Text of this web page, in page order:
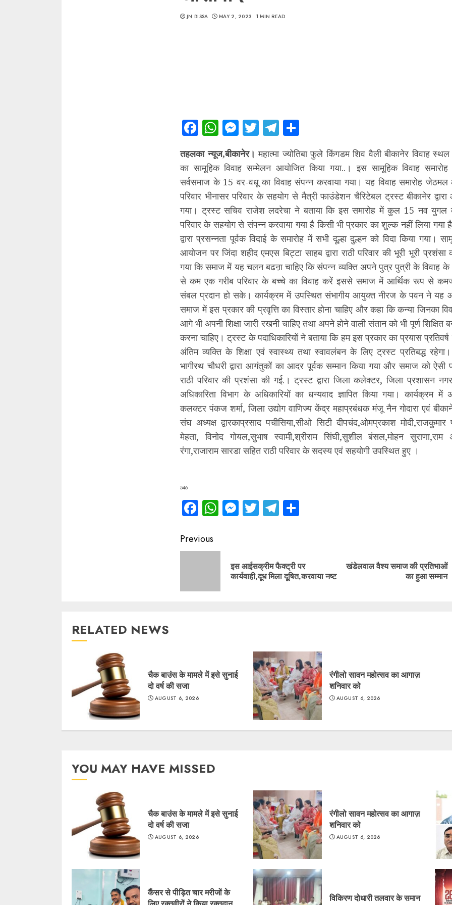
JN BISSA MAY 2, 2023 1 MIN READ
Facebook
WhatsApp
Messenger
TwitterTelegram
तहलका न्यूज,बीकानेर। महात्मा ज्योतिबा फुले किंगडम शिव वैली बीकानेर विवाह
का सामूहिक विवाह सम्मेलन आयोजित किया गया..। इस सामूहिक विवाह
सर्वसमाज के 15 वर-वधू का विवाह संपन्न करवाया गया। यह विवाह समारोह
परिवार भीनासर परिवार के सहयोग से मैत्री फाउंडेशन चैरिटेबल ट्रस्ट बीकानेर
गया। ट्रस्ट सचिव राजेश लदरेचा ने बताया कि इस समारोह में कुल 15 नव युगल
परिवार के सहयोग से संपन्न करवाया गया है किसी भी प्रकार का शुल्क नहीं लिया गया
द्वारा प्रसन्नता पूर्वक विदाई के समारोह में सभी दूल्हा दुल्हन को विदा किया गया।
आयोजन पर जिंदा शहीद एमएस बिट्टा साहब द्वारा राठी परिवार की भूरी भूरी
गया कि समाज में यह चलन बढऩा चाहिए कि संपन्न व्यक्ति अपने पुत्र पुत्री के विवाह
से कम एक गरीब परिवार के बच्चे का विवाह करें इससे समाज में आर्थिक रूप से
संबल प्रदान हो सके। कार्यक्रम में उपस्थित संभागीय आयुक्त नीरज के पवन ने यह
समाज में इस प्रकार की प्रवृत्ति का विस्तार होना चाहिए और कहा कि कन्या जिनका
आगे भी अपनी शिक्षा जारी रखनी चाहिए तथा अपने होने वाली संतान को भी पूर्ण शिक्षित
करना चाहिए। ट्रस्ट के पदाधिकारियों ने बताया कि हम इस प्रकार का प्रयास
अंतिम व्यक्ति के शिक्षा एवं स्वास्थ्य तथा स्वावलंबन के लिए ट्रस्ट प्रतिबद्ध
भागीरथ चौधरी द्वारा आगंतुकों का आदर पूर्वक सम्मान किया गया और समाज को ऐसी
राठी परिवार की प्रशंसा की गई.। ट्रस्ट द्वारा जिला कलेक्टर, जिला प्रशासन
अधिकारिता विभाग के अधिकारियों का धन्यवाद ज्ञापित किया गया। कार्यक्रम में
कलक्टर पंकज शर्मा, जिला उद्योग वाणिज्य केंद्र महाप्रबंधक मंजू नैन गोदारा एवं
संघ अध्यक्ष द्वारकाप्रसाद पचीसिया,सीओ सिटी दीपचंद,ओमप्रकाश
मेहता, विनोद गोयल,सुभाष स्वामी,श्रीराम सिंघी,सुशील बंसल,मोहन सुराणा,राम
रंगा,राजाराम सारडा सहित राठी परिवार के सदस्य एवं सहयोगी उपस्थित हुए ।
546
Facebook
WhatsApp
Messenger
TwitterTelegram
Continue
Reading
Previous
Previous
इस आईसक्रीम फैक्ट्री पर
कार्यवाही,दूध मिला दूषित,करवाया नष्ट
Next
खंडेलवाल वैश्य समाज की प्रतिभाओं
का हुआ सम्मान
RELATED NEWS
चैक बाउंस के मामले में इसे सुनाई
दो वर्ष की सजा
AUGUST 6, 2026
रंगीलो सावन महोत्सव का आगाज़
शनिवार को
AUGUST 6, 2026
YOU MAY HAVE MISSED
चैक बाउंस के मामले में इसे सुनाई
दो वर्ष की सजा
AUGUST 6, 2026
रंगीलो सावन महोत्सव का आगाज़
शनिवार को
AUGUST 6, 2026
कैंसर से पीड़ित चार मरीजों के
विकिरण दोधारी तलवार के समान